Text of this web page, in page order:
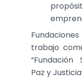
trabajo
“Fundación
Paz y